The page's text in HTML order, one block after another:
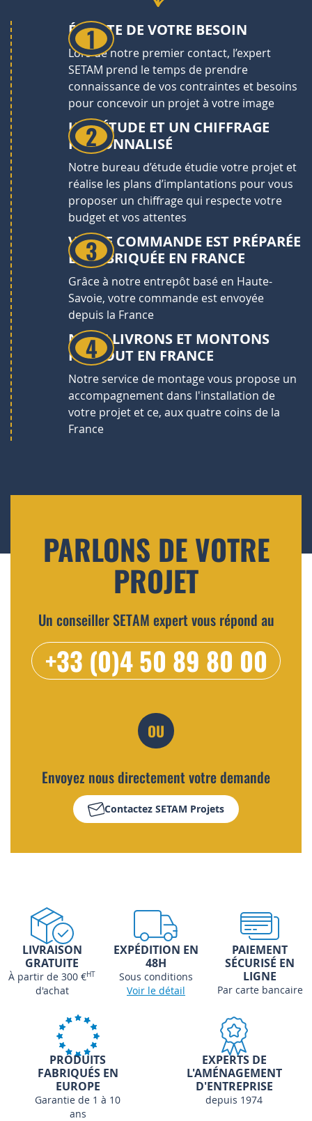
ÉCOUTE DE VOTRE BESOIN
Lors de notre premier contact, l’expert
SETAM prend le temps de prendre
connaissance de vos contraintes et besoins
pour concevoir un projet à votre image
UNE ÉTUDE ET UN CHIFFRAGE
PERSONNALISÉ
Notre bureau d’étude étudie votre projet et
réalise les plans d’implantations pour vous
proposer un chiffrage qui respecte votre
budget et vos attentes
VOTRE COMMANDE EST PRÉPARÉE
ET FABRIQUÉE EN FRANCE
Grâce à notre entrepôt basé en Haute-
Savoie, votre commande est envoyée
depuis la France
NOUS LIVRONS ET MONTONS
PARTOUT EN FRANCE
Notre service de montage vous propose un
accompagnement dans l'installation de
votre projet et ce, aux quatre coins de la
France
PARLONS DE VOTRE
PROJET
Un conseiller SETAM expert vous répond au
+33 (0)4 50 89 80 00
OU
Envoyez nous directement votre demande
Contactez SETAM Projets
LIVRAISON
GRATUITE
À partir de 300 €HT
d'achat
EXPÉDITION EN
48H
Sous conditions
Voir le détail
PAIEMENT
SÉCURISÉ EN
LIGNE
Par carte bancaire
PRODUITS
FABRIQUÉS EN
EUROPE
Garantie de 1 à 10
ans
EXPERTS DE
L'AMÉNAGEMENT
D'ENTREPRISE
depuis 1974